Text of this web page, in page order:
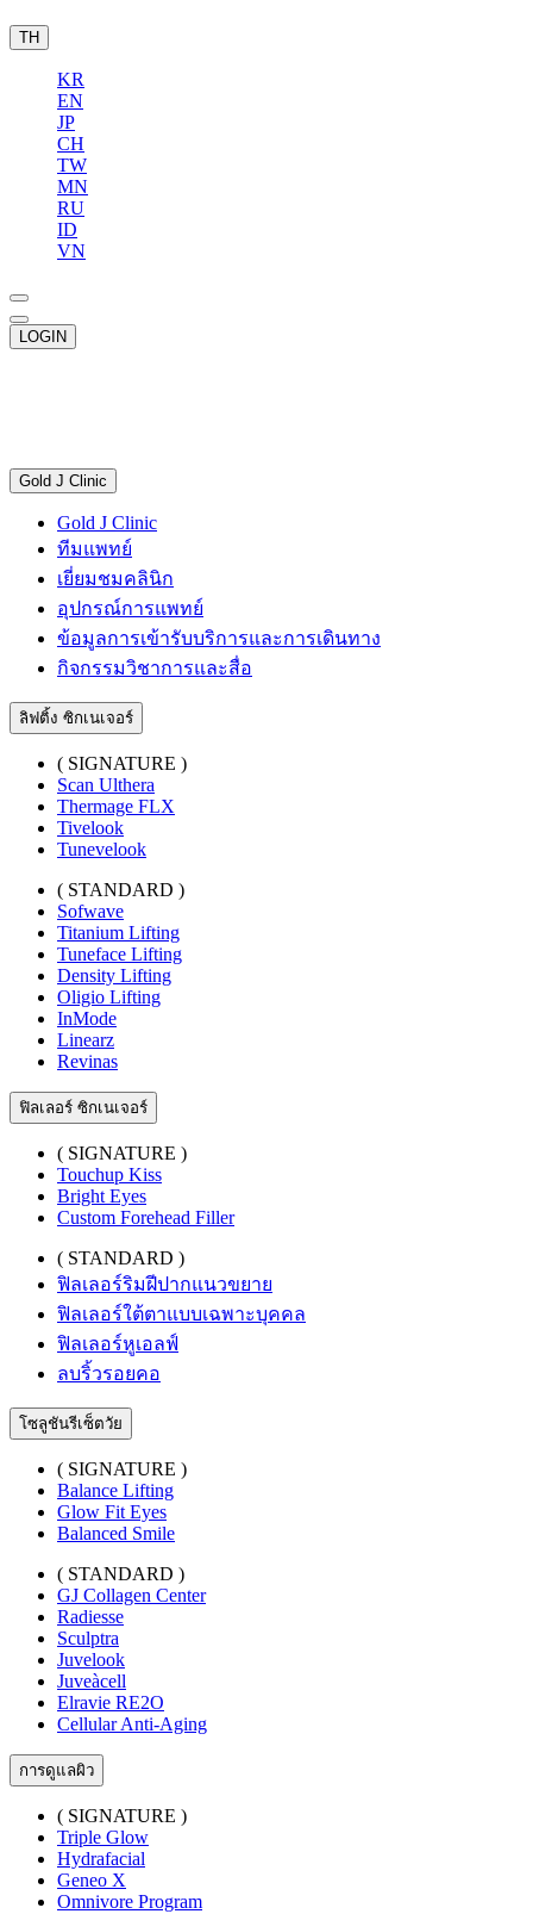
TH
KR
EN
JP
CH
TW
MN
RU
ID
VN
LOGIN
Gold J Clinic
Gold J Clinic
ทีมแพทย์
เยี่ยมชมคลินิก
อุปกรณ์การแพทย์
ข้อมูลการเข้ารับบริการและการเดินทาง
กิจกรรมวิชาการและสื่อ
ลิฟติ้ง ซิกเนเจอร์
( SIGNATURE )
Scan Ulthera
Thermage FLX
Tivelook
Tunevelook
( STANDARD )
Sofwave
Titanium Lifting
Tuneface Lifting
Density Lifting
Oligio Lifting
InMode
Linearz
Revinas
ฟิลเลอร์ ซิกเนเจอร์
( SIGNATURE )
Touchup Kiss
Bright Eyes
Custom Forehead Filler
( STANDARD )
ฟิลเลอร์ริมฝีปากแนวขยาย
ฟิลเลอร์ใต้ตาแบบเฉพาะบุคคล
ฟิลเลอร์หูเอลฟ์
ลบริ้วรอยคอ
โซลูชันรีเซ็ตวัย
( SIGNATURE )
Balance Lifting
Glow Fit Eyes
Balanced Smile
( STANDARD )
GJ Collagen Center
Radiesse
Sculptra
Juvelook
Juveàcell
Elravie RE2O
Cellular Anti-Aging
การดูแลผิว
( SIGNATURE )
Triple Glow
Hydrafacial
Geneo X
Omnivore Program